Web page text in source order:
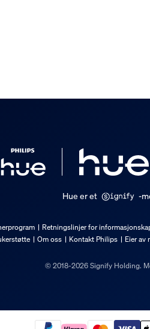
Hue er et -
Retningslinjer for
Om oss Kontakt Philips Eier av
© 2018-2026 Signify Holding.